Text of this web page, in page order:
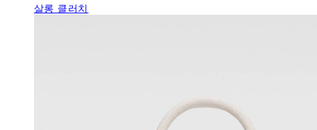
살롱 클러치